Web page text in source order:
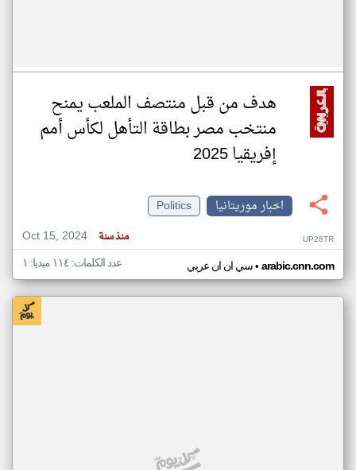
هدف من قبل منتصف الملعب يمنح
منتخب مصر بطاقة التأهل لكأس أمم
إفريقيا 2025
اخبار موريتانيا
Politics
Oct 15, 2024
منذ سنة UP28TR
سي ان ان عربي• arabic.cnn.com عدد الكلمات: ١١٤ ميديا: ١